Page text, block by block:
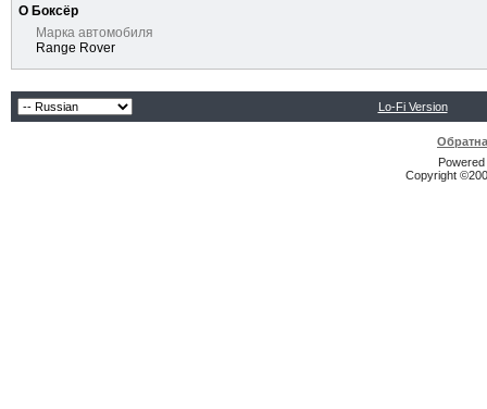
О Боксёр
Марка автомобиля
Range Rover
Lo-Fi Version
Copyright